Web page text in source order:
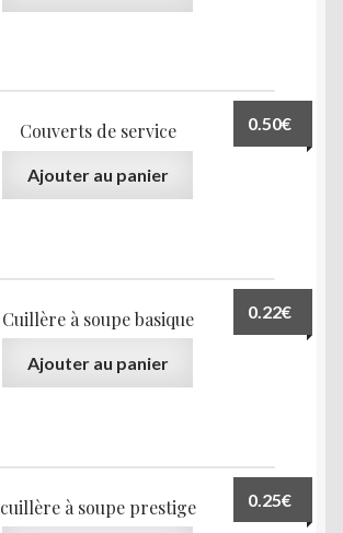
Couverts de service 0.50€
Ajouter au panier
Cuillère à soupe basique 0.22€
Ajouter au panier
cuillère à soupe prestige 0.25€